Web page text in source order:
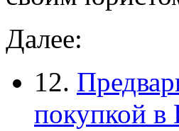
Далее:
12.
покупкой в